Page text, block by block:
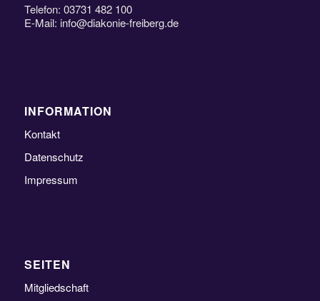
Telefon: 03731 482 100
E-Mail: info@diakonie-freiberg.de
INFORMATION
Kontakt
Datenschutz
Impressum
SEITEN
Mitgliedschaft